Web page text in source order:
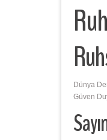
Dünya
Güven